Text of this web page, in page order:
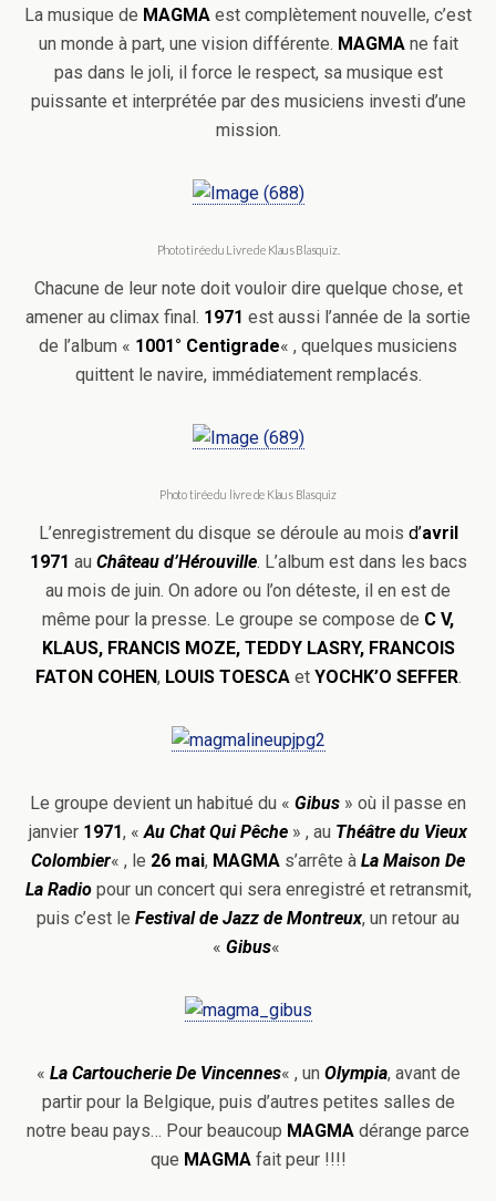
La musique de MAGMA est complètement nouvelle, c’est
un monde à part, une vision différente. MAGMA ne fait
pas dans le joli, il force le respect, sa musique est
puissante et interprétée par des musiciens investi d’une
mission.
Photo tirée du Livre de Klaus Blasquiz.
Chacune de leur note doit vouloir dire quelque chose, et
amener au climax final. 1971 est aussi l’année de la sortie
de l’album « 1001° Centigrade« , quelques musiciens
quittent le navire, immédiatement remplacés.
Photo tirée du livre de Klaus Blasquiz
L’enregistrement du disque se déroule au mois d’avril
1971 au Château d’Hérouville. L’album est dans les bacs
au mois de juin. On adore ou l’on déteste, il en est de
même pour la presse. Le groupe se compose de C V,
KLAUS, FRANCIS MOZE, TEDDY LASRY, FRANCOIS
FATON COHEN, LOUIS TOESCA et YOCHK’O SEFFER.
Le groupe devient un habitué du « Gibus » où il passe en
janvier 1971, «Au Chat Qui Pêche » , au Théâtre du Vieux
Colombier« , le 26 mai, MAGMA s’arrête à La Maison De
La Radio pour un concert qui sera enregistré et retransmit,
puis c’est le Festival de Jazz de Montreux, un retour au
« Gibus«
« La Cartoucherie De Vincennes« , un Olympia, avant de
partir pour la Belgique, puis d’autres petites salles de
notre beau pays… Pour beaucoup MAGMA dérange parce
que MAGMA fait peur !!!!